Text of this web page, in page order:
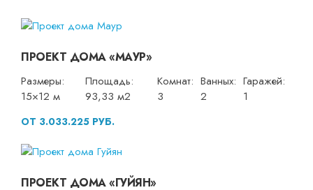
ПРОЕКТ ДОМА «МАУР»
Размеры:
15×12 м
Площадь:
93,33 м2
Комнат:
3
Ванных:
2
Гаражей:
1
ОТ 3.033.225 РУБ.
ПРОЕКТ ДОМА «ГУЙЯН»